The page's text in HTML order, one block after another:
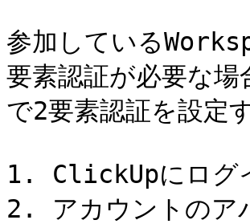
参加している
要素認証が必要な場
で2要素認証を設定
1. ClickUpにログ
2. アカウントのア